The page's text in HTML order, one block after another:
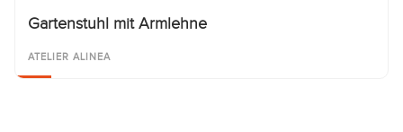
Gartenstuhl mit Armlehne
ATELIER ALINEA